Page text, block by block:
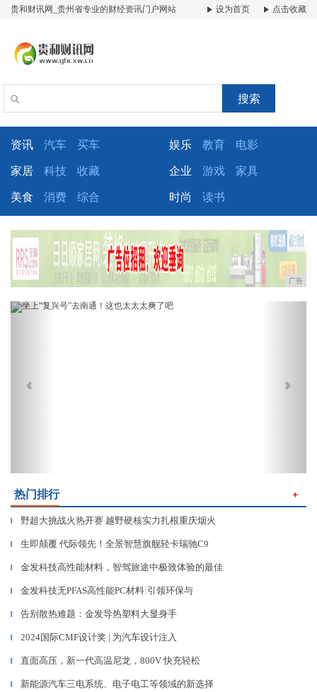
贵和财讯网_贵州省专业的财经资讯门户网站 设为首页 点击收藏
搜索
资讯 汽车 买车 娱乐 教育 电影
家居 科技 收藏 企业 游戏 家具
美食 消费 综合 时尚 读书
广告
Previous
热门排行 ＋
▎ 野超大挑战火热开赛 越野硬核实力扎根重庆烟火
▎ 生即颠覆 代际领先！全景智慧旗舰轻卡瑞驰C9
▎ 金发科技高性能材料，智驾旅途中极致体验的最佳
▎ 金发科技无PFAS高性能PC材料:引领环保与
▎ 告别散热难题：金发导热塑料大显身手
▎ 2024国际CMF设计奖 | 为汽车设计注入
▎ 直面高压，新一代高温尼龙，800V 快充轻松
▎ 新能源汽车三电系统、电子电工等领域的新选择